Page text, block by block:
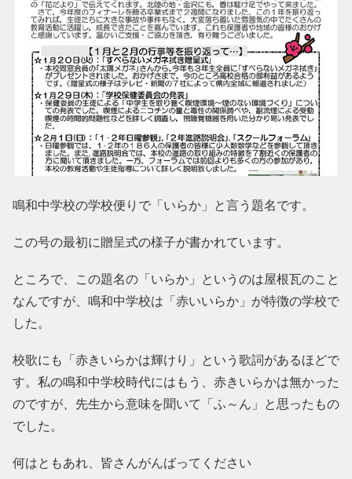
鳴和中学校の学校便りで「いらか」と言う題名です。
この号の最初に贈呈式の様子が書かれています。
ところで、この題名の「いらか」というのは屋根瓦のこと
なんですが、鳴和中学校は「赤いいらか」が特徴の学校で
した。
校歌にも「赤きいらかは輝けり」という歌詞があるほどで
す。私の鳴和中学校時代にはもう、赤きいらかは無かった
のですが、先生から意味を聞いて「ふ～ん」と思ったもの
でした。
何はともあれ、皆さんがんばってください